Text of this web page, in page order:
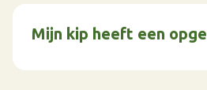
Mijn kip heeft een